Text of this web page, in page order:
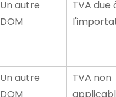
Un autre
DOM
TVA due
Un autre
TVA non